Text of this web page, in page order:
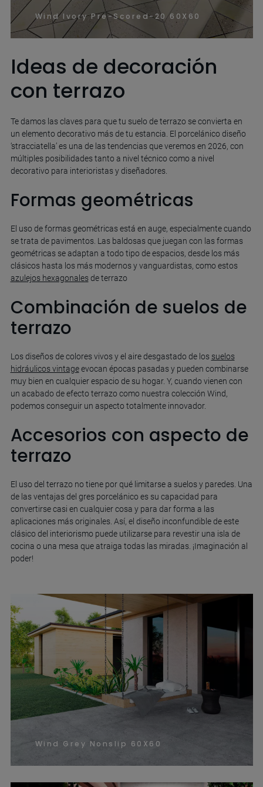
Wind Ivory Pre-Scored-20 60X60
Ideas de decoración
con terrazo
Te damos las claves para que tu suelo de terrazo se convierta en
un elemento decorativo más de tu estancia. El porcelánico diseño
‘stracciatella’ es una de las tendencias que veremos en 2026, con
múltiples posibilidades tanto a nivel técnico como a nivel
decorativo para interioristas y diseñadores.
Formas geométricas
El uso de formas geométricas está en auge, especialmente cuando
se trata de pavimentos. Las baldosas que juegan con las formas
geométricas se adaptan a todo tipo de espacios, desde los más
clásicos hasta los más modernos y vanguardistas, como estos
azulejos hexagonalesde terrazo
Combinación de suelos de
terrazo
Los diseños de colores vivos y el aire desgastado de los suelos
hidráulicos vintageevocan épocas pasadas y pueden combinarse
muy bien en cualquier espacio de su hogar. Y, cuando vienen con
un acabado de efecto terrazo como nuestra colección Wind,
podemos conseguir un aspecto totalmente innovador.
Accesorios con aspecto de
terrazo
El uso del terrazo no tiene por qué limitarse a suelos y paredes. Una
de las ventajas del gres porcelánico es su capacidad para
convertirse casi en cualquier cosa y para dar forma a las
aplicaciones más originales. Así, el diseño inconfundible de este
clásico del interiorismo puede utilizarse para revestir una isla de
cocina o una mesa que atraiga todas las miradas. ¡Imaginación al
poder!
Wind Grey Nonslip 60X60